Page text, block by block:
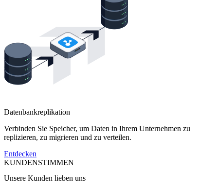
Datenbankreplikation
Verbinden Sie Speicher, um Daten in Ihrem Unternehmen zu
replizieren, zu migrieren und zu verteilen.
Entdecken
KUNDENSTIMMEN
Unsere Kunden lieben uns